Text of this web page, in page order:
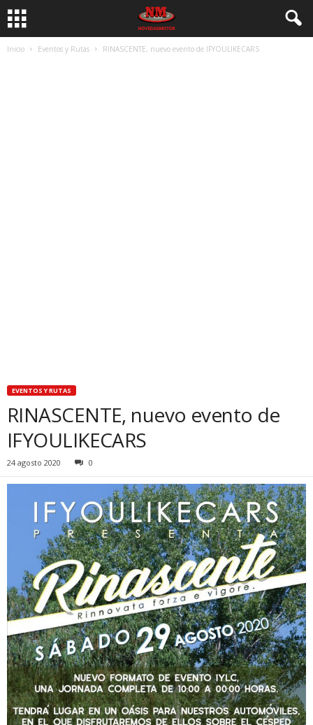
Inicio Eventos y Rutas RINASCENTE, nuevo evento de IFYOULIKECARS
EVENTOS Y RUTAS
RINASCENTE, nuevo evento de
IFYOULIKECARS
24 agosto 2020 0